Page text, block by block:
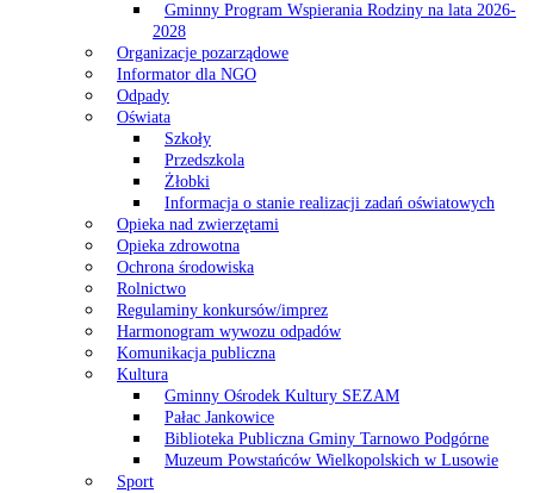
Gminny Program Wspierania Rodziny na lata 2026-
2028
Organizacje pozarządowe
Informator dla NGO
Odpady
Oświata
Szkoły
Przedszkola
Żłobki
Informacja o stanie realizacji zadań oświatowych
Opieka nad zwierzętami
Opieka zdrowotna
Ochrona środowiska
Rolnictwo
Regulaminy konkursów/imprez
Harmonogram wywozu odpadów
Komunikacja publiczna
Kultura
Gminny Ośrodek Kultury SEZAM
Pałac Jankowice
Biblioteka Publiczna Gminy Tarnowo Podgórne
Muzeum Powstańców Wielkopolskich w Lusowie
Sport